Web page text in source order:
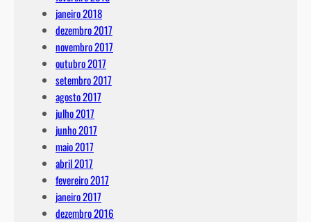
janeiro 2018
dezembro 2017
novembro 2017
outubro 2017
setembro 2017
agosto 2017
julho 2017
junho 2017
maio 2017
abril 2017
fevereiro 2017
janeiro 2017
dezembro 2016